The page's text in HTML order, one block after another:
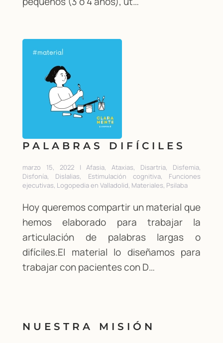
PALABRAS DIFÍCILES
marzo 15, 2022 | Afasia, Ataxias, Disartria, Disfemia,
Disfonía, Dislalias, Estimulación cognitiva, Funciones
ejecutivas, Logopedia en Valladolid, Materiales, Psilaba
Hoy queremos compartir un material que
hemos elaborado para trabajar la
articulación de palabras largas o
difíciles.El material lo diseñamos para
trabajar con pacientes con D…
NUESTRA MISIÓN